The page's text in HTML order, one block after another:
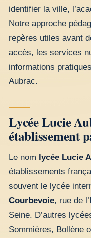
identifier la ville,
Notre approche
repères utiles avant
accès, les services
informations
Aubrac.
Lycée Lucie
établissement
Le nom lycée Lucie
établissements
souvent le lycée
Courbevoie, rue de
Seine. D’autres
Sommières, Bollène